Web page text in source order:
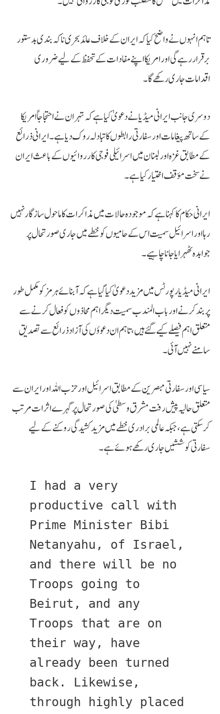
تاہم انہوں نے واضح کیا کہ ایران کے خلاف عائد بحری ناکہ بندی بدستور
برقرار رہے گی اور امریکا اپنے مفادات کے تحفظ کے لیے ضروری
اقدامات جاری رکھے گا۔
دوسری جانب ایرانی میڈیا نے دعویٰ کیا ہے کہ تہران نے احتجاجاً امریکا
کے ساتھ پیغامات اور سفارتی رابطوں کا تبادلہ روک دیا ہے۔ ایرانی ذرائع
کے مطابق غزہ اور لبنان میں اسرائیلی فوجی کارروائیوں کے باعث ایران
نے سخت مؤقف اختیار کیا ہے۔
ایرانی حکام کا کہنا ہے کہ موجودہ حالات میں مذاکرات کا ماحول سازگار نہیں
رہا اور اسرائیل سمیت اس کے حامیوں کو خطے میں جاری صورتحال پر
جوابدہ ٹھہرایا جانا چاہیے۔
ایرانی میڈیا رپورٹس میں مزید دعویٰ کیا گیا ہے کہ آبنائے ہرمز کو مکمل طور
پر بند کرنے اور باب المندب سمیت دیگر اہم محاذوں کو فعال کرنے سے
متعلق اہم فیصلے کیے گئے ہیں، تاہم ان دعوؤں کی آزاد ذرائع سے تصدیق
سامنے نہیں آئی۔
سیاسی اور سفارتی مبصرین کے مطابق اسرائیل اور حزب اللہ اور ایران سے
متعلق حالیہ پیش رفت مشرق وسطیٰ کی صورتحال پر گہرے اثرات مرتب
کر سکتی ہے، جبکہ عالمی برادری خطے میں مزید کشیدگی روکنے کے لیے
سفارتی کوششیں جاری رکھے ہوئے ہے۔
I had a very
productive call with
Prime Minister Bibi
Netanyahu, of Israel,
and there will be no
Troops going to
Beirut, and any
Troops that are on
their way, have
already been turned
back. Likewise,
through highly placed